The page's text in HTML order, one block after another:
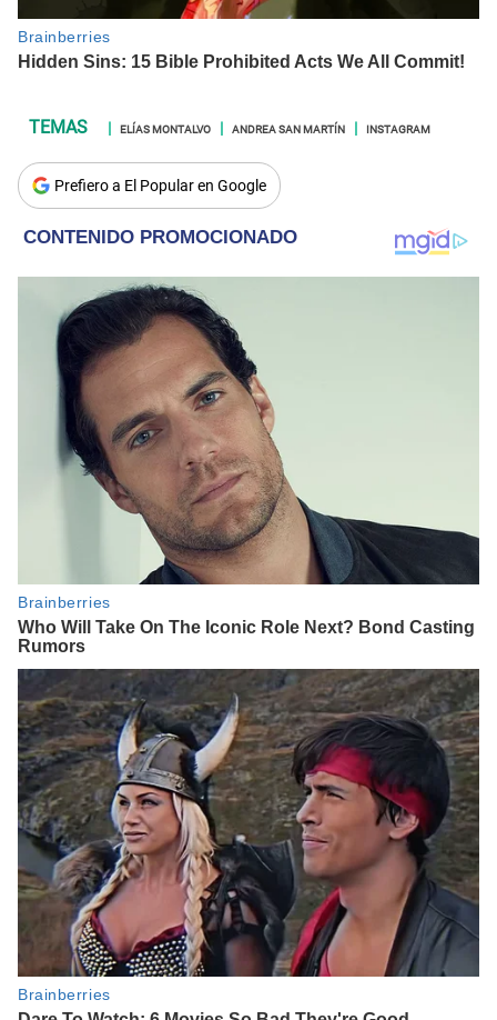
ELÍAS MONTALVO ANDREA SAN MARTÍN INSTAGRAM
Prefiero a El Popular en Google